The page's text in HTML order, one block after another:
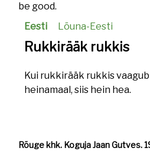
be good.
Eesti
Lõuna-Eesti
Rukkirääk rukkis
Kui rukkirääk rukkis
heinamaal, siis hein hea.
Rõuge khk. Koguja Jaan Gutves.